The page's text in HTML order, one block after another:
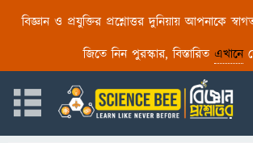
বিজ্ঞান ও প্রযুক্তির প্রশ্নোত্তর দুনিয়ায় আপনাকে
জিতে নিন পুরস্কার, বিস্তারিত এখানে